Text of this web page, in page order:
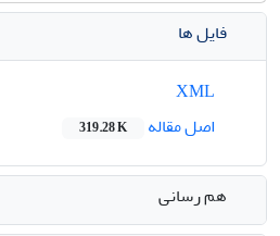
فایل ها
اصل مقاله
319.28 K
هم رسانی